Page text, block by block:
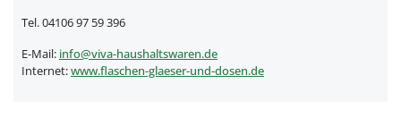
Tel. 04106 97 59 396
E-Mail: info@viva-haushaltswaren.de
Internet:www.flaschen-glaeser-und-dosen.de